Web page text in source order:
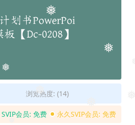
❅
❅
❅
❅
❅
浏览热度: (14)
SVIP会员: 免费 永久SVIP会员: 免费